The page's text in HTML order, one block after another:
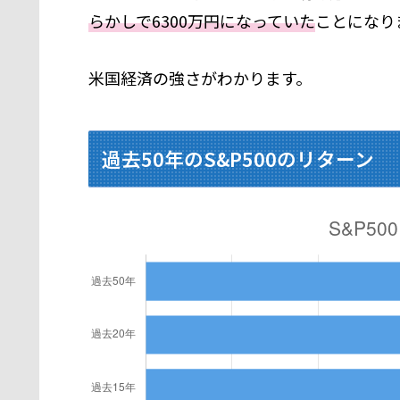
らかしで6300万円になっていたことにな
米国経済の強さがわかります。
過去50年のS&P500のリターン